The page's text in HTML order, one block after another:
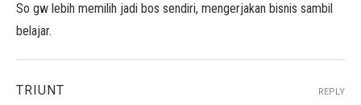
So gw lebih memilih jadi bos sendiri, mengerjakan bisnis sambil
belajar.
TRIUNT REPLY